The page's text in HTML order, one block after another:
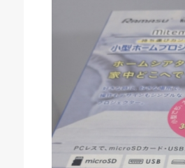
ドキ 磐田店